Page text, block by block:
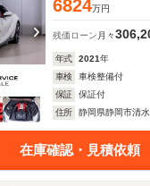
6824万円
残価ローン 月々
年式 2021年
車検
車検整備付
保証
保証付
住所
静岡県静岡市清
在庫確認・見積依頼